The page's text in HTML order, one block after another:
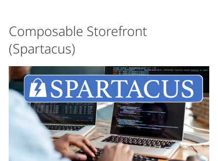
Composable Storefront
(Spartacus)